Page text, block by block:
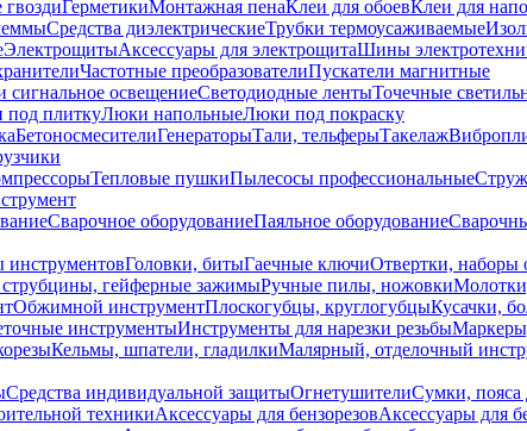
ГерметикиМонтажная пенаКлеи для обоевКлеи для
Средства диэлектрическиеТрубки термоусаживаемые
ЭлектрощитыАксессуары для электрощитаШины
Частотные преобразователиПускатели магнитные
освещениеСветодиодные лентыТочечные
плиткуЛюки напольныеЛюки под покраску
БетоносмесителиГенераторыТали, тельферыТакелаж
Тепловые пушкиПылесосы профессиональные
Сварочное оборудованиеПаяльное оборудование
инструментовГоловки, битыГаечные ключиОтвертки, наборы
гейферные зажимыРучные пилы, ножовки
Обжимной инструментПлоскогубцы, круглогубцыКусачки,
инструментыИнструменты для нарезки резьбы
Кельмы, шпатели, гладилкиМалярный, отделочный
Средства индивидуальной защитыОгнетушителиСумки, пояса
техникиАксессуары для бензорезовАксессуары для